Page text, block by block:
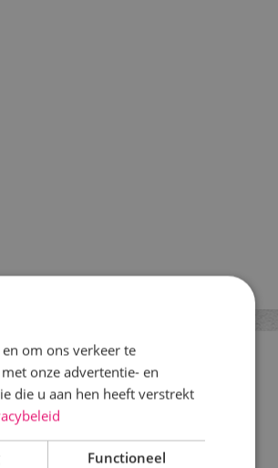
opdrachten heeft Trinity ons
om ons verkeer te
onze advertentie- en
die u aan hen heeft verstrekt
Functioneel